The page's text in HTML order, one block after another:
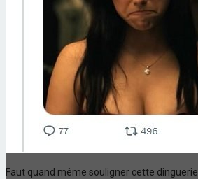
Faut quand même souligner cette dinguerie.